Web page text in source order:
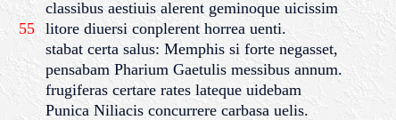
classibus aestiuis alerent geminoque uicissim
55litore diuersi conplerent horrea uenti.
stabat certa salus: Memphis si forte negasset,
pensabam Pharium Gaetulis messibus annum.
frugiferas certare rates lateque uidebam
Punica Niliacis concurrere carbasa uelis.